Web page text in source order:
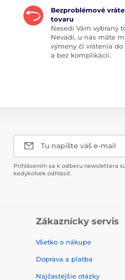
Bezproblémové
tovaru
Nesedí Vám vybraný
Nevadí, u nás máte
výmeny či vrátenia
a bez komplikácií.
Tu napíšte váš e-mail
Prihlásením sa k odberu newslettera
kedykoľvek odhlásiť.
Zákaznícky servis
Všetko o nákupe
Doprava a platba
Najčastejšie otázky